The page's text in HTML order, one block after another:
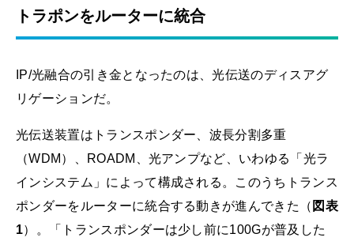
トラポンをルーターに統合
IP/光融合の引き金となったのは、光伝送のディスアグ
リゲーションだ。
光伝送装置はトランスポンダー、波長分割多重
（WDM）、ROADM、光アンプなど、いわゆる「光ラ
インシステム」によって構成される。このうちトランス
ポンダーをルーターに統合する動きが進んできた（ 図表
1）。「トランスポンダーは少し前に100Gが普及した